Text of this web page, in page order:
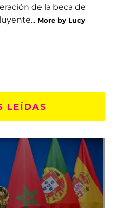
de la beca de
More by Lucy
LEÍDAS